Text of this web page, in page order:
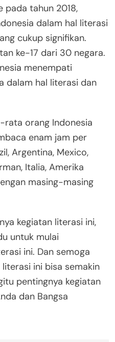
pada tahun 2018,
dalam hal literasi
cukup signifikan.
ke-17 dari 30 negara.
menempati
dalam hal literasi dan
rata orang Indonesia
enam jam per
Argentina, Mexico,
Italia, Amerika
masing-masing
kegiatan literasi ini,
untuk mulai
ini. Dan semoga
ini bisa semakin
pentingnya kegiatan
dan Bangsa